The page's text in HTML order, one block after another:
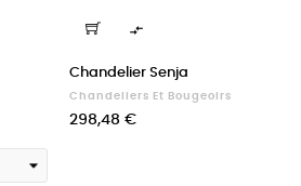

Chandelier Senja
Chandeliers Et Bougeoirs
Prix
298,48 €